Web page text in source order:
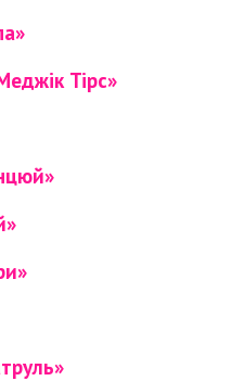
Тірс»